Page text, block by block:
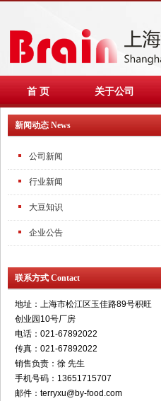
首 页 关于公司
新闻动态 News
公司新闻
行业新闻
大豆知识
企业公告
联系方式 Contact
地址：上海市松江区玉佳路89号积旺
创业园10号厂房
电话：021-67892022
传真：021-67892022
销售负责：徐 先生
手机号码：13651715707
邮件：terryxu@by-food.com